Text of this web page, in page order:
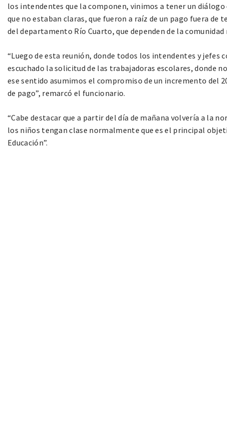
los intendentes que la componen, vinimos a tener un
que no estaban claras, que fueron a raíz de un pago fuera de
del departamento Río Cuarto, que dependen de la comunidad
“Luego de esta reunión, donde todos los intendentes y jefes
escuchado la solicitud de las trabajadoras escolares, donde
ese sentido asumimos el compromiso de un incremento del
de pago”, remarcó el funcionario.
“Cabe destacar que a partir del día de mañana volvería a la
los niños tengan clase normalmente que es el principal
Educación”.